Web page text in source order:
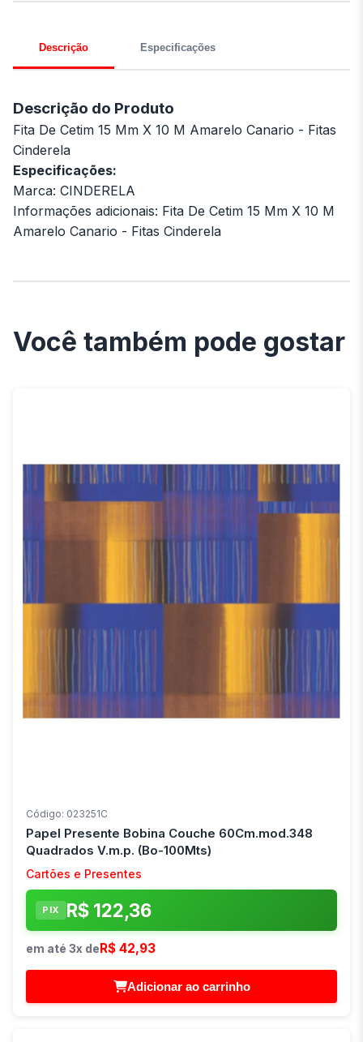
Descrição Especificações
Descrição do Produto
Fita De Cetim 15 Mm X 10 M Amarelo Canario - Fitas
Cinderela
Especificações:
Marca: CINDERELA
Informações adicionais: Fita De Cetim 15 Mm X 10 M
Amarelo Canario - Fitas Cinderela
Você também pode gostar
Código: 023251C
Papel Presente Bobina Couche 60Cm.mod.348
Quadrados V.m.p. (Bo-100Mts)
Cartões e Presentes
PIX R$ 122,36
em até 3x deR$ 42,93
Adicionar ao carrinho